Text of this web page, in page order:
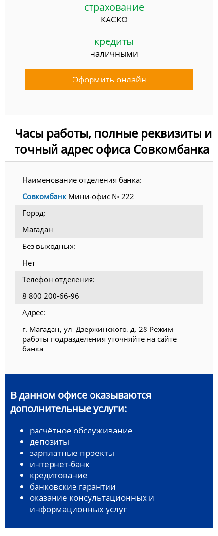
страхование
КАСКО
кредиты
наличными
Оформить онлайн
Часы работы, полные реквизиты и
точный адрес офиса Совкомбанка
Наименование отделения банка:
СовкомбанкМини-офис № 222
Город:
Магадан
Без выходных:
Нет
Телефон отделения:
8 800 200-66-96
Адрес:
г. Магадан, ул. Дзержинского, д. 28 Режим
работы подразделения уточняйте на сайте
банка
В данном офисе оказываются
дополнительные услуги:
расчётное обслуживание
депозиты
зарплатные проекты
интернет-банк
кредитование
банковские гарантии
оказание консультационных и
информационных услуг